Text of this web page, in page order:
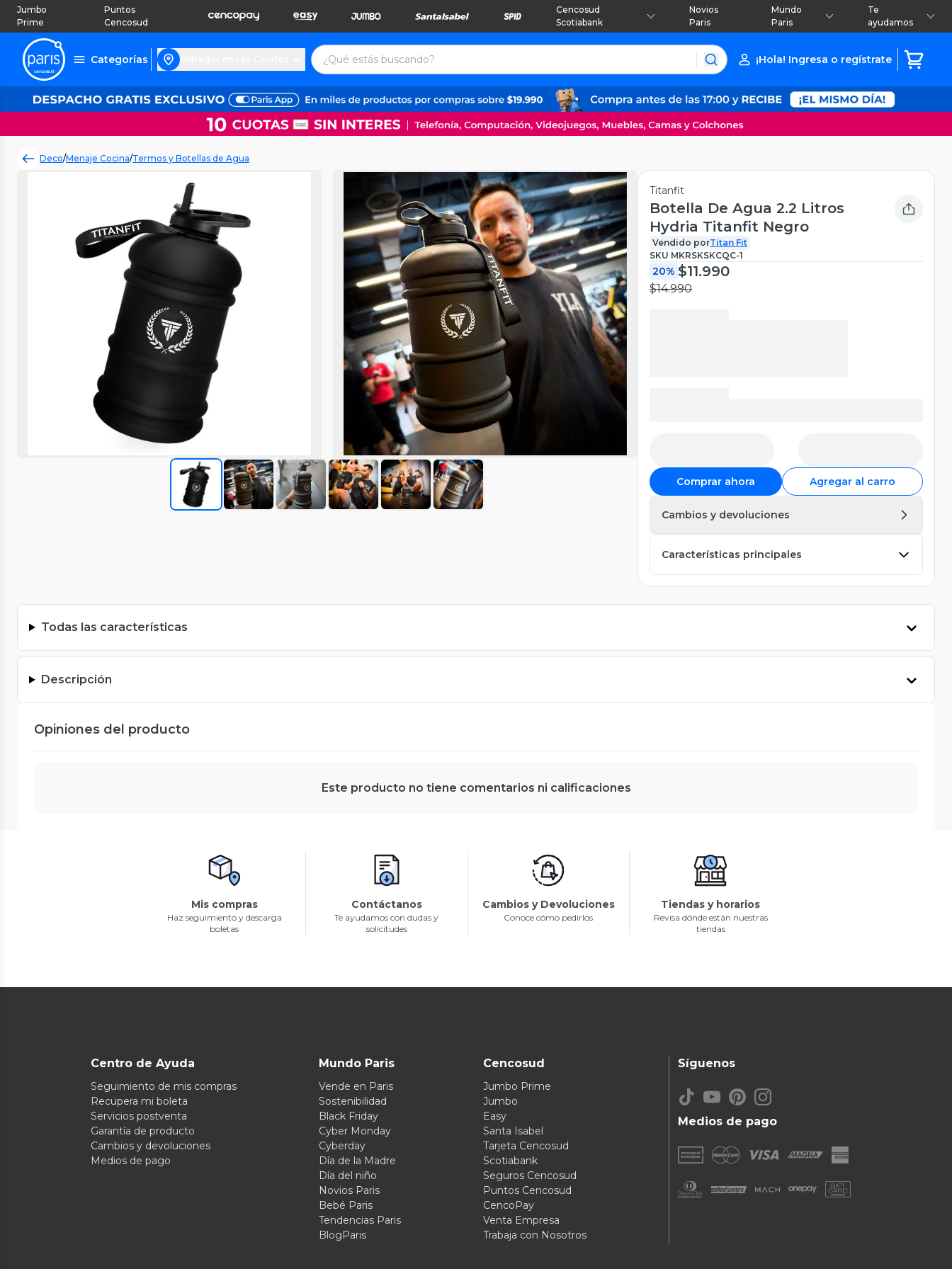
Jumbo
Prime
Puntos
Cencosud
Cencosud
Scotiabank
Novios
Paris
Mundo
Paris
Te
ayudamos
Categorías ¡Hola! Ingresa o regístrate
Deco/Menaje Cocina/Termos y Botellas de Agua
Titanfit
Botella De Agua 2.2 Litros
Hydria Titanfit Negro
Vendido porTitan Fit
SKU MKRSKSKCQC-1
20% $11.990
$14.990
Comprar ahora Agregar al carro
Cambios y devoluciones
Características principales
Todas las características
Descripción
Opiniones del producto
Este producto no tiene comentarios ni calificaciones
Mis compras
Haz seguimiento y descarga
boletas
Contáctanos
Te ayudamos con dudas y
solicitudes
Cambios y Devoluciones
Conoce cómo pedirlos
Tiendas y horarios
Revisa dónde están nuestras
tiendas
Centro de Ayuda
Seguimiento de mis compras
Recupera mi boleta
Servicios postventa
Garantía de producto
Cambios y devoluciones
Medios de pago
Mundo Paris
Vende en Paris
Sostenibilidad
Black Friday
Cyber Monday
Cyberday
Día de la Madre
Día del niño
Novios Paris
Bebé Paris
Tendencias Paris
BlogParis
Cencosud
Jumbo Prime
Jumbo
Easy
Santa Isabel
Tarjeta Cencosud
Scotiabank
Seguros Cencosud
Puntos Cencosud
CencoPay
Venta Empresa
Trabaja con Nosotros
Medios de pago
Síguenos